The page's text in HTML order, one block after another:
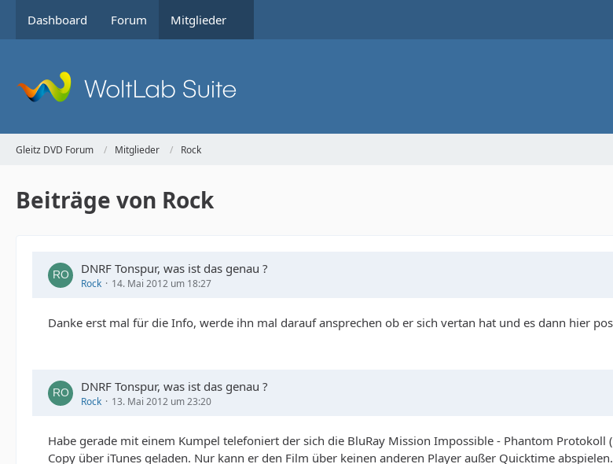
Dashboard Forum Mitglieder
Gleitz DVD Forum Mitglieder Rock
Beiträge von Rock
DNRF Tonspur, was ist das genau ?
Rock 14. Mai 2012 um 18:27
Danke erst mal für die Info, werde ihn mal darauf ansprechen ob er sich vertan hat und es dann hier
DNRF Tonspur, was ist das genau ?
Rock 13. Mai 2012 um 23:20
Habe gerade mit einem Kumpel telefoniert der sich die BluRay Mission Impossible - Phantom
Copy über iTunes geladen. Nur kann er den Film über keinen anderen Player außer Quicktime